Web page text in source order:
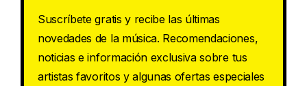
Suscríbete gratis y recibe las últimas
novedades de la música. Recomendaciones,
noticias e información exclusiva sobre tus
artistas favoritos y algunas ofertas especiales